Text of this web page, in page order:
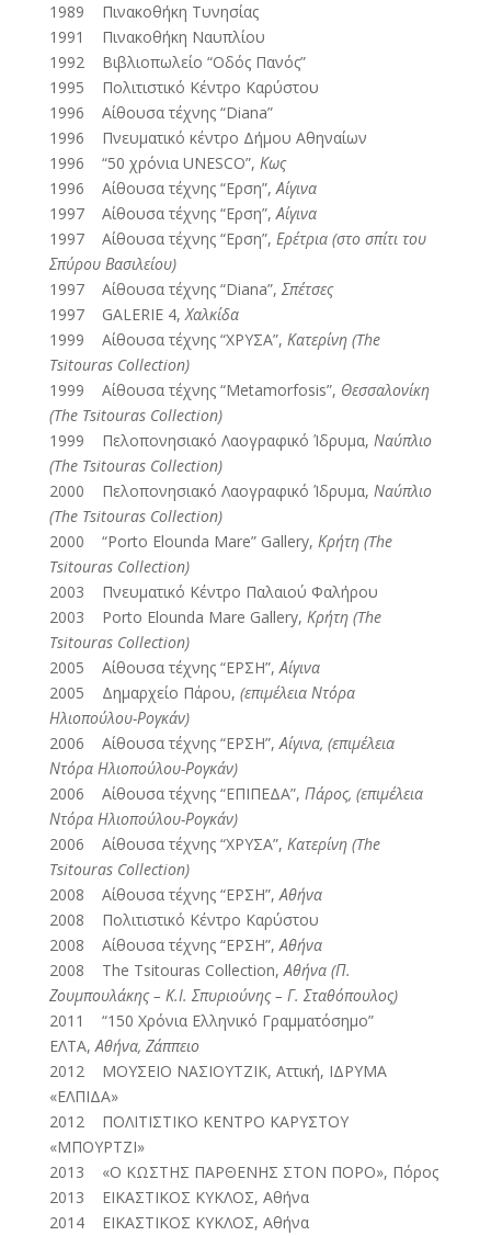
1989 Πινακοθήκη Τυνησίας
1991 Πινακοθήκη Ναυπλίου
1992 Βιβλιοπωλείο “Οδός Πανός”
1995 Πολιτιστικό Κέντρο Καρύστου
1996 Αίθουσα τέχνης “Diana”
1996 Πνευματικό κέντρο Δήμου Αθηναίων
1996 “50 χρόνια UNESCO”, Κως
1996 Αίθουσα τέχνης “Ερση”,Αίγινα
1997 Αίθουσα τέχνης “Ερση”,Αίγινα
1997 Αίθουσα τέχνης “Ερση”, Ερέτρια (στο σπίτι του
Σπύρου Βασιλείου)
1997 Αίθουσα τέχνης “Diana”, Σπέτσες
1997 GALERIE 4,Χαλκίδα
1999 Αίθουσα τέχνης “ΧΡΥΣΑ”, Κατερίνη (The
Tsitouras Collection)
1999 Αίθουσα τέχνης “Metamorfosis”, Θεσσαλονίκη
(The Tsitouras Collection)
1999 Πελοπονησιακό Λαογραφικό Ίδρυμα, Ναύπλιο
(The Tsitouras Collection)
2000 Πελοπονησιακό Λαογραφικό Ίδρυμα, Ναύπλιο
(The Tsitouras Collection)
2000 “Porto Elounda Mare” Gallery, Κρήτη (The
Tsitouras Collection)
2003 Πνευματικό Κέντρο Παλαιού Φαλήρου
2003 Porto Elounda Mare Gallery, Κρήτη (The
Tsitouras Collection)
2005 Αίθουσα τέχνης “ΕΡΣΗ”,Αίγινα
2005 Δημαρχείο Πάρου, (επιμέλεια Ντόρα
Ηλιοπούλου-Ρογκάν)
2006 Αίθουσα τέχνης “ΕΡΣΗ”,Αίγινα, (επιμέλεια
Ντόρα Ηλιοπούλου-Ρογκάν)
2006 Αίθουσα τέχνης “ΕΠΙΠΕΔΑ”, Πάρος, (επιμέλεια
Ντόρα Ηλιοπούλου-Ρογκάν)
2006 Αίθουσα τέχνης “ΧΡΥΣΑ”, Κατερίνη (The
Tsitouras Collection)
2008 Αίθουσα τέχνης “ΕΡΣΗ”,Αθήνα
2008 Πολιτιστικό Κέντρο Καρύστου
2008 Αίθουσα τέχνης “ΕΡΣΗ”,Αθήνα
2008 The Tsitouras Collection,Αθήνα (Π.
Ζουμπουλάκης – Κ.Ι. Σπυριούνης – Γ. Σταθόπουλος)
2011 “150 Χρόνια Ελληνικό Γραμματόσημο”
ΕΛΤΑ,Αθήνα, Ζάππειο
2012 ΜΟΥΣΕΙΟ ΝΑΣΙΟΥΤΖΙΚ, Αττική, ΙΔΡΥΜΑ
«ΕΛΠΙΔΑ»
2012 ΠΟΛΙΤΙΣΤΙΚΟ ΚΕΝΤΡΟ ΚΑΡΥΣΤΟΥ
«ΜΠΟΥΡΤΖΙ»
2013 «Ο ΚΩΣΤΗΣ ΠΑΡΘΕΝΗΣ ΣΤΟΝ ΠΟΡΟ», Πόρος
2013 ΕΙΚΑΣΤΙΚΟΣ ΚΥΚΛΟΣ, Αθήνα
2014 ΕΙΚΑΣΤΙΚΟΣ ΚΥΚΛΟΣ, Αθήνα